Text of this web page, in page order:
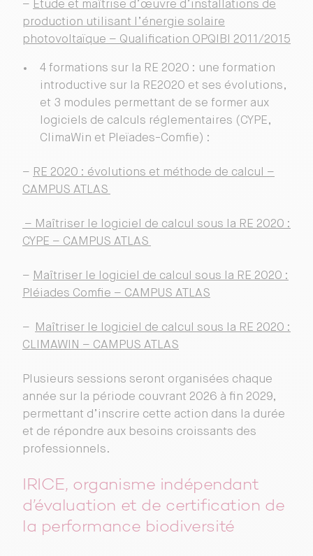
– Étude et maîtrise d’œuvre d’installations de
production utilisant l’énergie solaire
photovoltaïque – Qualification OPQIBI 2011/2015
4 formations sur la RE 2020 : une formation
introductive sur la RE2020 et ses évolutions,
et 3 modules permettant de se former aux
logiciels de calculs réglementaires (CYPE,
ClimaWin et Pleïades-Comfie) :
– RE 2020 : évolutions et méthode de calcul –
CAMPUS ATLAS
– Maîtriser le logiciel de calcul sous la RE 2020 :
CYPE – CAMPUS ATLAS
– Maîtriser le logiciel de calcul sous la RE 2020 :
Pléiades Comfie – CAMPUS ATLAS
–
Maîtriser le logiciel de calcul sous la RE 2020 :
CLIMAWIN – CAMPUS ATLAS
Plusieurs sessions seront organisées chaque
année sur la période couvrant 2026 à fin 2029,
permettant d’inscrire cette action dans la durée
et de répondre aux besoins croissants des
professionnels.
IRICE, organisme indépendant
d’évaluation et de certification de
la performance biodiversité